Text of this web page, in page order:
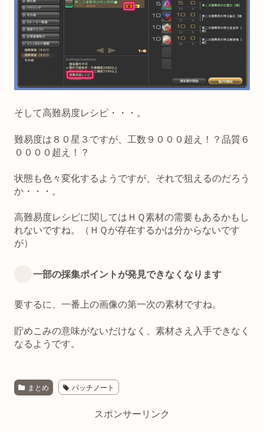
そして高難易度レシピ・・・。
難易度は８０星３ですが、工数９０００超え！？品質６
００００超え！？
状態も色々変化するようですが、それで狙えるのだろう
か・・・。
高難易度レシピに関してはＨＱ素材の需要もあるかもし
れないですね。（ＨＱが存在するかは分からないです
が）
一部の採集ポイントが発見できなくなります
要するに、一番上の画像の第一次の素材ですね。
貯めこみの意味がないだけなく、素材さえ入手できなく
なるようです。
まとめ パッチノート
スポンサーリンク